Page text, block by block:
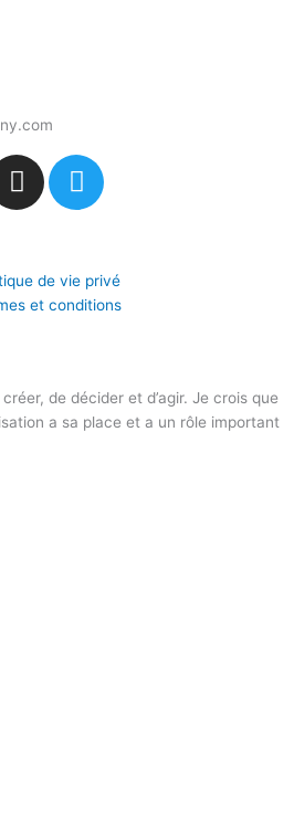
de décider et d’agir. Je crois que
a sa place et a un rôle important
de vie privé
et conditions
I
n
a
g
m
T
w
t
e